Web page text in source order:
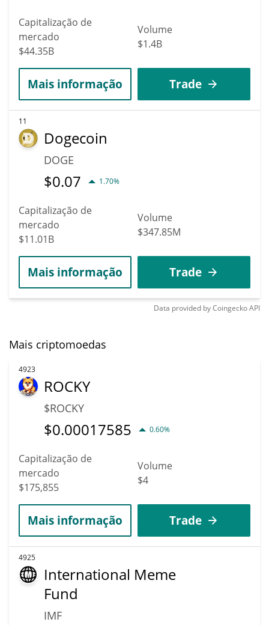
Capitalização de
mercado
$44.35B
Volume
$1.4B
Mais informação Trade
11
Dogecoin
DOGE
$0.07 1.70%
Capitalização de
mercado
$11.01B
Volume
$347.85M
Mais informação Trade
Data provided byCoingeckoAPI
Mais criptomoedas
4923
ROCKY
$ROCKY
$0.00017585 0.60%
Capitalização de
mercado
$175,855
Volume
$4
Mais informação Trade
4925
International Meme
Fund
IMF